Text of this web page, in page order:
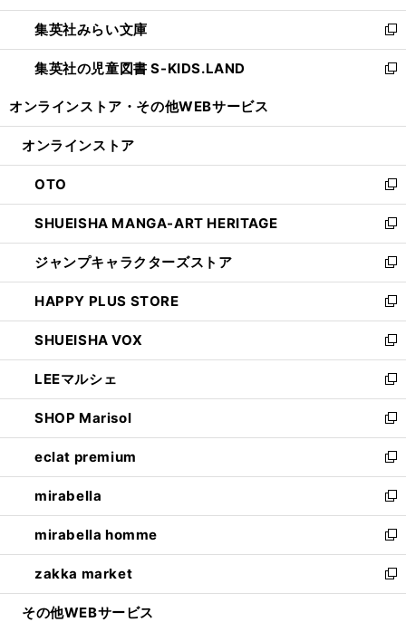
開
く
ウ
で
開
く
ン
ド
ウ
で
ウ
ィ
ン
ド
開
集英社みらい文庫
新
し
い
ン
ウ
で
開
く
集英社の児童図書 S-KIDS.LAND
新
ウ
ン
ド
ウ
で
開
く
オンラインストア・ その他WEBサービス
オンラインストア
OTO
新
し
い
ウ
ィ
ン
ド
ウ
で
開
く
SHUEISHA MANGA-ART HERITAGE
新
し
い
ウ
ィ
ン
ド
ウ
で
開
く
ジャンプキャラクターズストア
新
し
い
ウ
ィ
ン
ド
ウ
で
開
く
HAPPY PLUS STORE
新
し
い
ウ
ィ
ン
ド
ウ
で
開
く
SHUEISHA VOX
新
し
い
ウ
ィ
ン
ド
ウ
で
開
く
LEEマルシェ
新
し
い
ウ
ィ
ン
ド
ウ
で
開
く
SHOP Marisol
新
し
い
ウ
ィ
ン
ド
ウ
で
開
eclat premium
新
し
い
ウ
ィ
ン
ド
ウ
mirabella
新
し
い
ウ
ィ
ン
mirabella homme
新
し
い
ウ
zakka market
新
し
その他WEBサービス